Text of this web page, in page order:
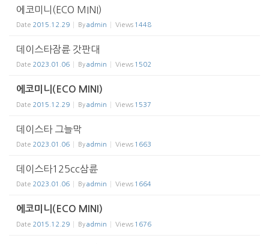
에코미니(ECO MINI)
Date 2015.12.29 Byadmin Views 1448
데이스타잠륜 갓판대
Date 2023.01.06 Byadmin Views 1502
에코미니(ECO MINI)
Date 2015.12.29 Byadmin Views 1537
데이스타 그늘막
Date 2023.01.06 Byadmin Views 1663
데이스타125cc삼륜
Date 2023.01.06 Byadmin Views 1664
에코미니(ECO MINI)
Date 2015.12.29 Byadmin Views 1676